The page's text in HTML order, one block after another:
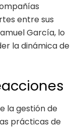
entre sus
García, lo
la dinámica de
la gestión de
prácticas de